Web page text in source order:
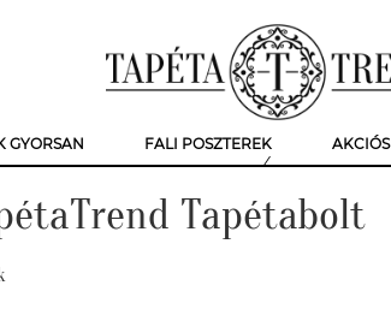
GYORSAN FALI POSZTEREK
Tapétabolt